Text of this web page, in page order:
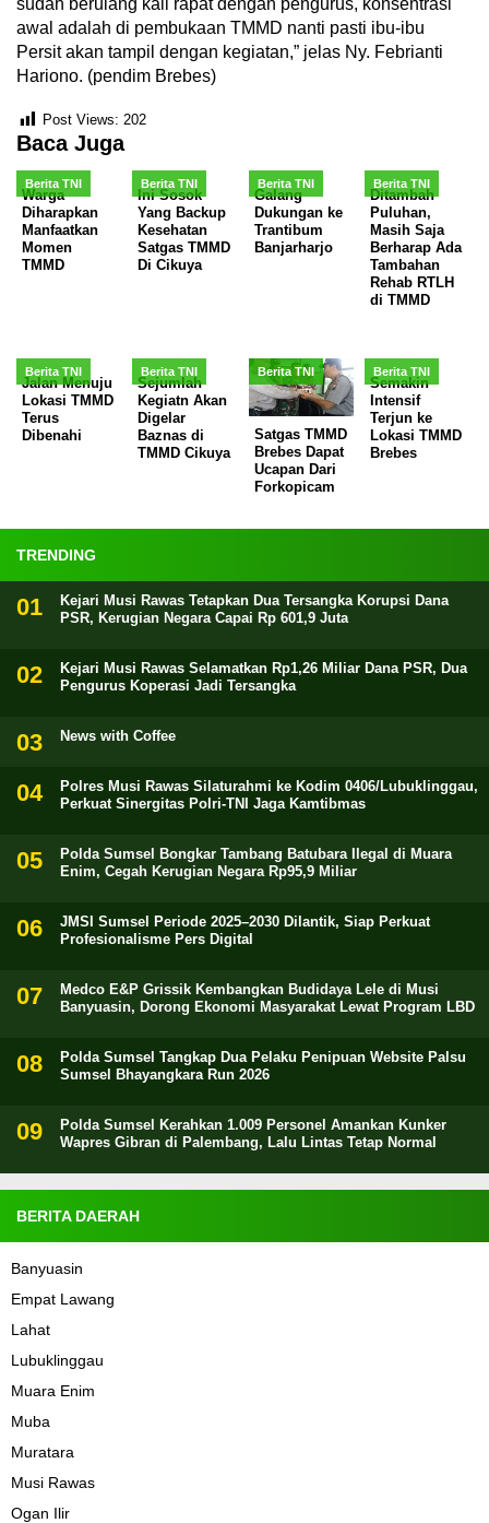
sudah berulang kali rapat dengan pengurus, konsentrasi
awal adalah di pembukaan TMMD nanti pasti ibu-ibu
Persit akan tampil dengan kegiatan,” jelas Ny. Febrianti
Hariono. (pendim Brebes)
Post Views: 202
Baca Juga
Berita TNI
Warga
Diharapkan
Manfaatkan
Momen
TMMD
Berita TNI
Ini Sosok
Yang Backup
Kesehatan
Satgas TMMD
Di Cikuya
Berita TNI
Galang
Dukungan ke
Trantibum
Banjarharjo
Berita TNI
Ditambah
Puluhan,
Masih Saja
Berharap Ada
Tambahan
Rehab RTLH
di TMMD
Berita TNI
Jalan Menuju
Lokasi TMMD
Terus
Dibenahi
Berita TNI
Sejumlah
Kegiatn Akan
Digelar
Baznas di
TMMD Cikuya
Berita TNI
Satgas TMMD
Brebes Dapat
Ucapan Dari
Forkopicam
Berita TNI
Semakin
Intensif
Terjun ke
Lokasi TMMD
Brebes
TRENDING
Kejari Musi Rawas Tetapkan Dua Tersangka Korupsi Dana
PSR, Kerugian Negara Capai Rp 601,9 Juta
Kejari Musi Rawas Selamatkan Rp1,26 Miliar Dana PSR, Dua
Pengurus Koperasi Jadi Tersangka
News with Coffee
Polres Musi Rawas Silaturahmi ke Kodim 0406/Lubuklinggau,
Perkuat Sinergitas Polri-TNI Jaga Kamtibmas
Polda Sumsel Bongkar Tambang Batubara Ilegal di Muara
Enim, Cegah Kerugian Negara Rp95,9 Miliar
JMSI Sumsel Periode 2025–2030 Dilantik, Siap Perkuat
Profesionalisme Pers Digital
Medco E&P Grissik Kembangkan Budidaya Lele di Musi
Banyuasin, Dorong Ekonomi Masyarakat Lewat Program LBD
Polda Sumsel Tangkap Dua Pelaku Penipuan Website Palsu
Sumsel Bhayangkara Run 2026
Polda Sumsel Kerahkan 1.009 Personel Amankan Kunker
Wapres Gibran di Palembang, Lalu Lintas Tetap Normal
BERITA DAERAH
Banyuasin
Empat Lawang
Lahat
Lubuklinggau
Muara Enim
Muba
Muratara
Musi Rawas
Ogan Ilir